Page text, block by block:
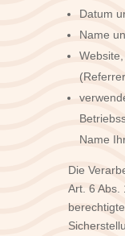
Datum
Name
Name
Die
Art. 6 Abs.